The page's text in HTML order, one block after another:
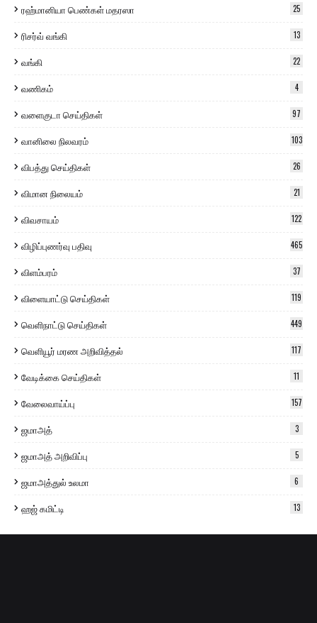
ரஹ்மானியா பெண்கள் மதரஸா 25
ரிசர்வ் வங்கி 13
வங்கி 22
வணிகம் 4
வளைகுடா செய்திகள் 97
வானிலை நிலவரம் 103
விபத்து செய்திகள் 26
விமான நிலையம் 21
விவசாயம் 122
விழிப்புணர்வு பதிவு 465
விளம்பரம் 37
விளையாட்டு செய்திகள் 119
வெளிநாட்டு செய்திகள் 449
வெளியூர் மரண அறிவித்தல் 117
வேடிக்கை செய்திகள் 11
வேலைவாய்ப்பு 157
ஜமாஅத் 3
ஜமாஅத் அறிவிப்பு 5
ஜமாஅத்துல் உலமா 6
ஹஜ் கமிட்டி 13